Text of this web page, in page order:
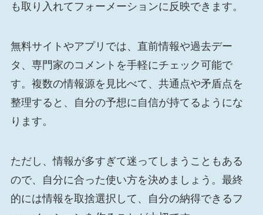
も取り入れてフォーメーションに反映できます。
無料サイトやアプリでは、直前情報や過去デー
タ、専門家のコメントを手軽にチェック可能で
す。複数の情報源を見比べて、共通点や矛盾点を
整理すると、自分の予想に自信が持てるようにな
ります。
ただし、情報が多すぎて迷ってしまうこともある
ので、自分に合った使い方を決めましょう。最終
的には情報を取捨選択して、自分の納得できるフ